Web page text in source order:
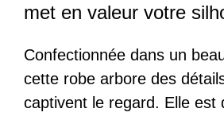
met en valeur votre
Confectionnée dans un
cette robe arbore des
captivent le regard. Elle est